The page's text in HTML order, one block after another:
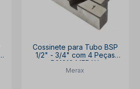
Cossinete para Tubo BSP
1/2" - 3/4" com 4 Peças
R21010 MERAX
Merax